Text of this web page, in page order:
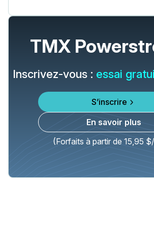
TMX
Inscrivez-vous : essai
S’inscrire
En savoir plus
(Forfaits à partir de 15,95